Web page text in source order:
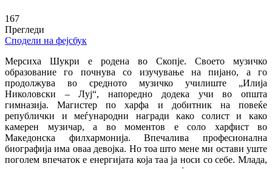
167
Прегледи
Сподели на фејсбук
Мерсиха Шукри е родена во Скопје. Своето музичко
образование го почнува со изучување на пијано, а го
продолжува во средното музичко училиште „Илија
Николовски – Луј“, напоредно додека учи во општа
гимназија. Магистер по харфа и добитник на повеќе
републички и меѓународни награди како солист и како
камерен музичар, а во моментов е соло харфист во
Македонска филхармонија. Впечалива професионална
биографија има оваа девојка. Но тоа што мене ми остави уште
поголем впечаток е енергијата која таа ја носи со себе. Млада,